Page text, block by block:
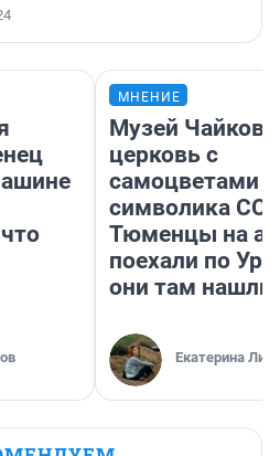
МНЕНИЕ
Музей
церковь с
самоцветами
символика
Тюменцы на
поехали по
они там нашли
Екатерина